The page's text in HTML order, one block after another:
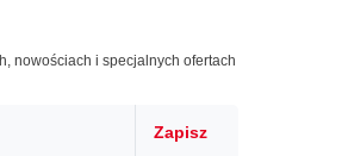
nowościach i specjalnych ofertach
Zapisz